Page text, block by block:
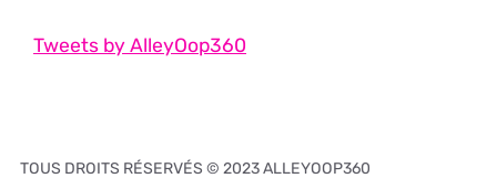
Tweets by AlleyOop360
TOUS DROITS RÉSERVÉS © 2023 ALLEYOOP360